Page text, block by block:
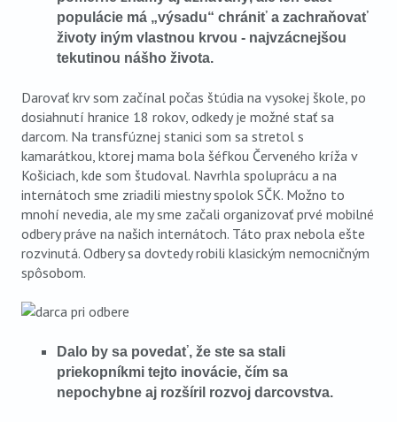
populácie má „výsadu“ chrániť a zachraňovať
životy iným vlastnou krvou - najvzácnejšou
tekutinou nášho života.
Darovať krv som začínal počas štúdia na vysokej škole, po
dosiahnutí hranice 18 rokov, odkedy je možné stať sa
darcom. Na transfúznej stanici som sa stretol s
kamarátkou, ktorej mama bola šéfkou Červeného kríža v
Košiciach, kde som študoval. Navrhla spoluprácu a na
internátoch sme zriadili miestny spolok SČK. Možno to
mnohí nevedia, ale my sme začali organizovať prvé mobilné
odbery práve na našich internátoch. Táto prax nebola ešte
rozvinutá. Odbery sa dovtedy robili klasickým nemocničným
spôsobom.
Dalo by sa povedať, že ste sa stali
priekopníkmi tejto inovácie, čím sa
nepochybne aj rozšíril rozvoj darcovstva.